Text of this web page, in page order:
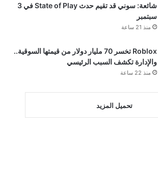
شائعة: سوني قد تقيم حدث State of Play في 3
سبتمبر
منذ 21 ساعة
Roblox تخسر 70 مليار دولار من قيمتها السوقية..
والإدارة تكشف السبب الرئيسي
منذ 22 ساعة
تحميل المزيد